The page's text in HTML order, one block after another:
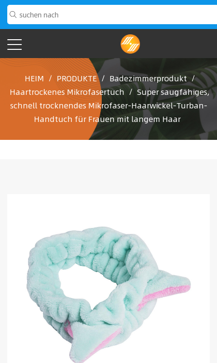
HEIM / PRODUKTE / Badezimmerprodukt /
Haartrockenes Mikrofasertuch / Super saugfähiges,
schnell trocknendes Mikrofaser-Haarwickel-Turban-
Handtuch für Frauen mit langem Haar